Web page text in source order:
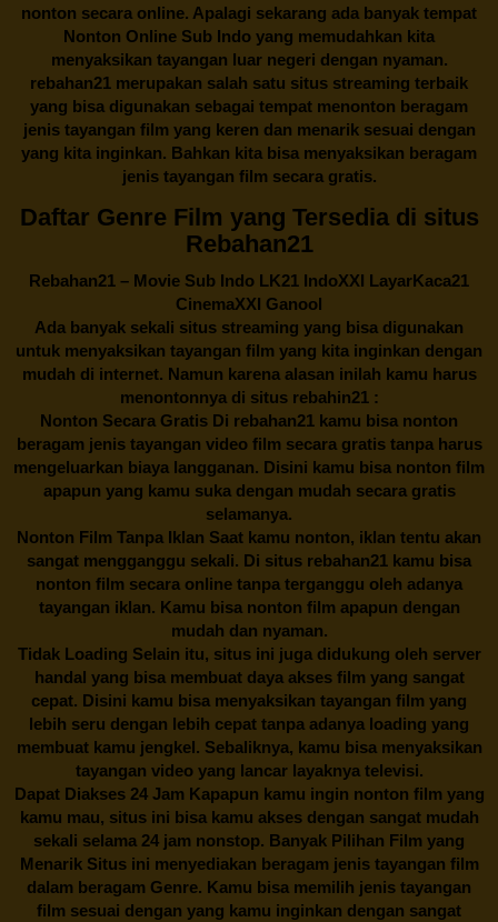
nonton secara online. Apalagi sekarang ada banyak tempat
Nonton Online Sub Indo yang memudahkan kita
menyaksikan tayangan luar negeri dengan nyaman.
rebahan21 merupakan salah satu situs streaming terbaik
yang bisa digunakan sebagai tempat menonton beragam
jenis tayangan film yang keren dan menarik sesuai dengan
yang kita inginkan. Bahkan kita bisa menyaksikan beragam
jenis tayangan film secara gratis.
Daftar Genre Film yang Tersedia di situs
Rebahan21
Rebahan21 – Movie Sub Indo LK21 IndoXXI LayarKaca21
CinemaXXI Ganool
Ada banyak sekali situs streaming yang bisa digunakan
untuk menyaksikan tayangan film yang kita inginkan dengan
mudah di internet. Namun karena alasan inilah kamu harus
menontonnya di situs rebahin21 :
Nonton Secara Gratis Di rebahan21 kamu bisa nonton
beragam jenis tayangan video film secara gratis tanpa harus
mengeluarkan biaya langganan. Disini kamu bisa nonton film
apapun yang kamu suka dengan mudah secara gratis
selamanya.
Nonton Film Tanpa Iklan Saat kamu nonton, iklan tentu akan
sangat mengganggu sekali. Di situs rebahan21 kamu bisa
nonton film secara online tanpa terganggu oleh adanya
tayangan iklan. Kamu bisa nonton film apapun dengan
mudah dan nyaman.
Tidak Loading Selain itu, situs ini juga didukung oleh server
handal yang bisa membuat daya akses film yang sangat
cepat. Disini kamu bisa menyaksikan tayangan film yang
lebih seru dengan lebih cepat tanpa adanya loading yang
membuat kamu jengkel. Sebaliknya, kamu bisa menyaksikan
tayangan video yang lancar layaknya televisi.
Dapat Diakses 24 Jam Kapapun kamu ingin nonton film yang
kamu mau, situs ini bisa kamu akses dengan sangat mudah
sekali selama 24 jam nonstop. Banyak Pilihan Film yang
Menarik Situs ini menyediakan beragam jenis tayangan film
dalam beragam Genre. Kamu bisa memilih jenis tayangan
film sesuai dengan yang kamu inginkan dengan sangat